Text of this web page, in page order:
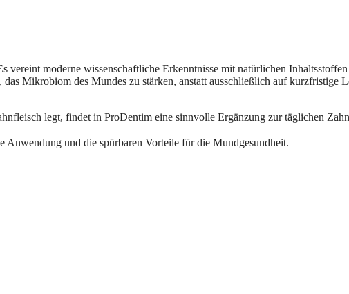
moderne wissenschaftliche Erkenntnisse mit natürlichen
Mikrobiom des Mundes zu stärken, anstatt ausschließlich auf
legt, findet in ProDentim eine sinnvolle Ergänzung zur täglichen
und die spürbaren Vorteile für die Mundgesundheit.